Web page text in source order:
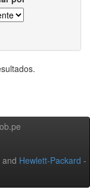
and Hewlett-Packard -